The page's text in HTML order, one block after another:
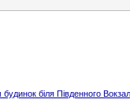
біля Південного